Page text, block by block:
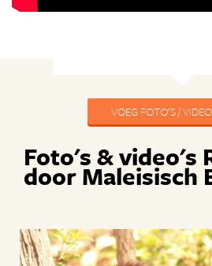
VOEG FOTO'S /
Foto's & video's
door Maleisisch